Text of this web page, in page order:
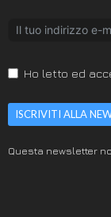
Ho letto ed
ISCRIVITI ALLA
Questa newsletter